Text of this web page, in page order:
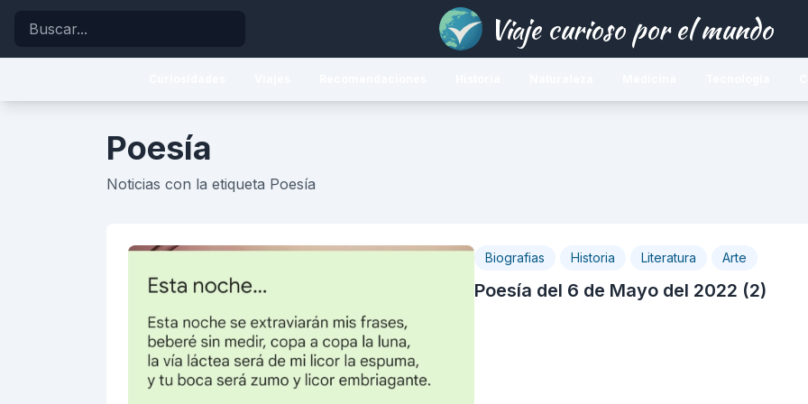
Buscar Viaje curioso por el mundo
Poesía
Noticias con la etiqueta Poesía
Biografias Historia Literatura Arte
Poesía del 6 de Mayo del 2022 (2)